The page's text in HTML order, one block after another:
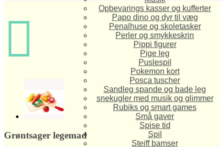
Opbevarings kasser og kufferter
Papo dino og dyr til væg
Penalhuse og skoletasker
Perler og smykkeskrin
Pippi figurer
Pige leg
Puslespil
Pokemon kort
Posca tuscher
Sandleg spande og bade leg
snekugler med musik og glimmer
Rubiks og smart games
Små gaver
Spise tid
Spil
Steiff bamser

Grøntsager legemad